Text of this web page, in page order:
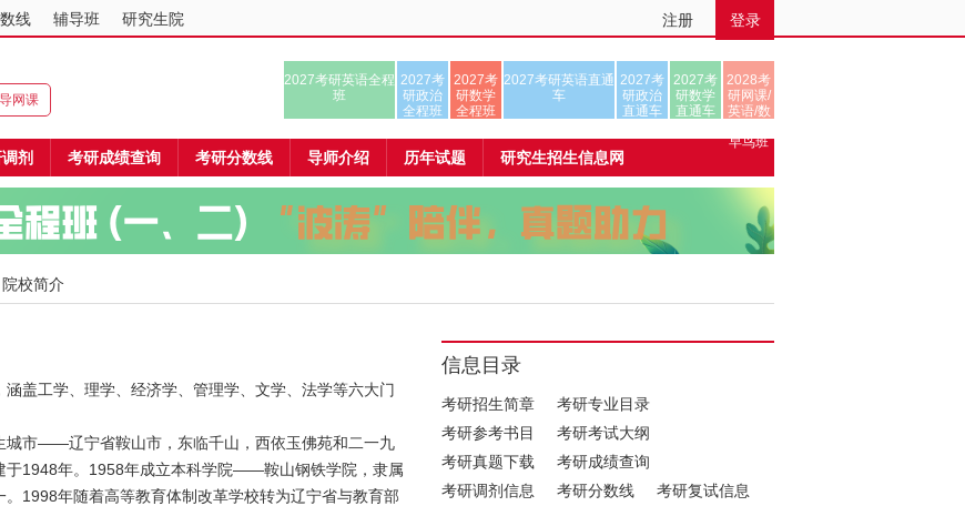
线 辅导班 研究生院 注册 登录
网课
2027考研英语全程
班
2027考
研政治
全程班
2027考
研数学
全程班
2027考研英语直通
车
2027考
研政治
直通车
2027考
研数学
直通车
2028考
研网课/
英语/数
早鸟班
剂 考研成绩查询 考研分数线 导师介绍 历年试题 研究生招生信息网
校简介
盖工学、理学、经济学、管理学、文学、法学等六大门
城市——辽宁省鞍山市，东临千山，西依玉佛苑和二一九
于1948年。1958年成立本科学院——鞍山钢铁学院，隶属
1998年随着高等教育体制改革学校转为辽宁省与教育部
信息目录
考研招生简章
考研专业目录
考研参考书目
考研考试大纲
考研真题下载
考研成绩查询
考研调剂信息
考研分数线
考研复试信息